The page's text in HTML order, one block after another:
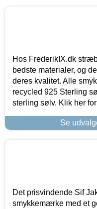
Hos FrederikIX.dk
bedste materialer, og
deres kvalitet. Alle
recycled 925 Sterling
sterling sølv. Klik her
Se
Det prisvindende Sif
smykkemærke med et